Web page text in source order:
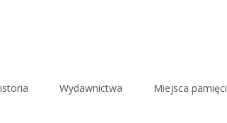
Wydawnictwa Miejsca pamięci